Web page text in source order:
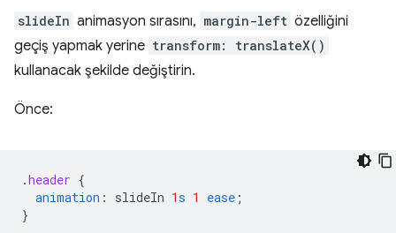
slideIn animasyon sırasını, margin-left özelliğini
geçiş yapmak yerine transform: translateX()
kullanacak şekilde değiştirin.
Önce:
.header {
animation : slideIn 1s 1 ease ;
}